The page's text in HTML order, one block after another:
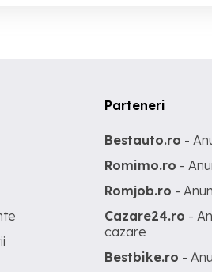
Parteneri
Bestauto.ro -
Romimo.ro -
Romjob.ro -
Cazare24.ro -
cazare
Bestbike.ro -